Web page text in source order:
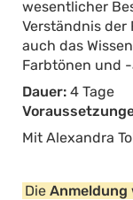
wesentlicher
Verständnis der
auch das
Farbtönen und
Dauer: 4 Tage
Mit Alexandra
Die Anmeldung